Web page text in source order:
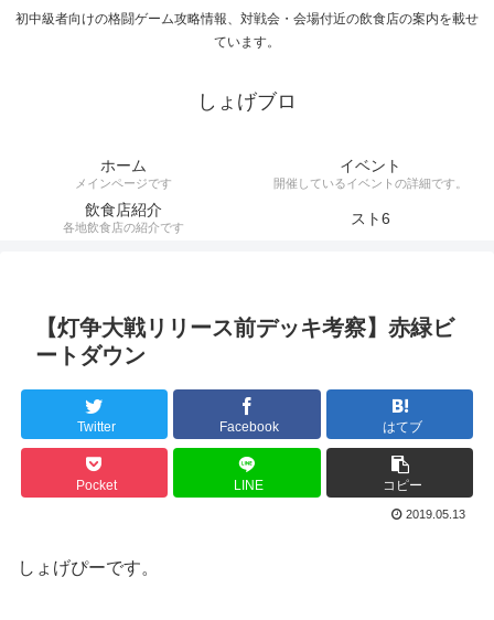
初中級者向けの格闘ゲーム攻略情報、対戦会・会場付近の飲食店の案内を載せ
ています。
しょげブロ
ホーム
メインページです
イベント
開催しているイベントの詳細です。
飲食店紹介
各地飲食店の紹介です スト6
【灯争大戦リリース前デッキ考察】赤緑ビ
ートダウン
Twitter Facebook はてブ
Pocket LINE コピー
2019.05.13
しょげぴーです。